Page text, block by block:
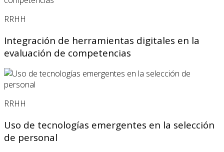
RRHH
Integración de herramientas digitales en la
evaluación de competencias
RRHH
Uso de tecnologías emergentes en la selección
de personal